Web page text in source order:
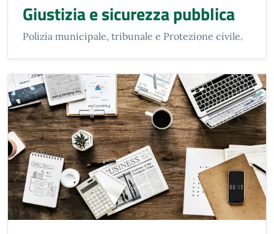
Giustizia e sicurezza pubblica
Polizia municipale, tribunale e Protezione civile.